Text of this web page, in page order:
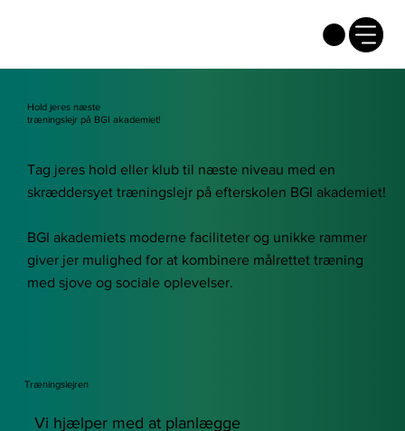
Hold jeres næste
træningslejr på BGI akademiet!
Tag jeres hold eller klub til næste niveau med en
skræddersyet træningslejr på efterskolen BGI akademiet!
BGI akademiets moderne faciliteter og unikke rammer
giver jer mulighed for at kombinere målrettet træning
med sjove og sociale oplevelser.
Vi hjælper med at planlægge
Træningslejren